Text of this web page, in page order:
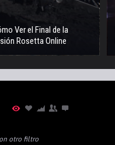
Ver el Final de la
Rosetta Online
otro filtro